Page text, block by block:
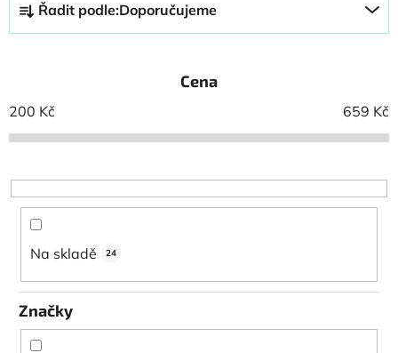
a
z
í
p
o
d
ů
Řadit podle:Doporučujeme
Cena
200 Kč 659 Kč
Na skladě 24
Značky